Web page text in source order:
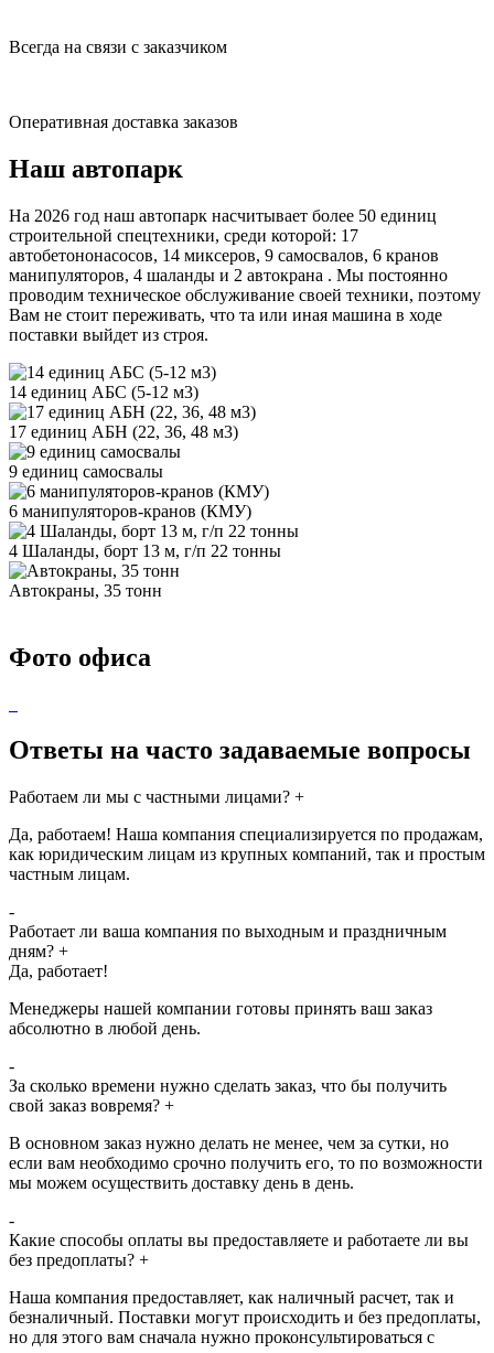
Всегда на связи с заказчиком
Оперативная доставка заказов
Наш автопарк
На 2026 год наш автопарк насчитывает более 50 единиц
строительной спецтехники, среди которой: 17
автобетононасосов, 14 миксеров, 9 самосвалов, 6 кранов
манипуляторов, 4 шаланды и 2 автокрана . Мы постоянно
проводим техническое обслуживание своей техники, поэтому
Вам не стоит переживать, что та или иная машина в ходе
поставки выйдет из строя.
14 единиц АБС (5-12 м3)
17 единиц АБН (22, 36, 48 м3)
9 единиц самосвалы
6 манипуляторов-кранов (КМУ)
4 Шаланды, борт 13 м, г/п 22 тонны
Автокраны, 35 тонн
Фото офиса
Ответы на часто задаваемые вопросы
Работаем ли мы с частными лицами? +
Да, работаем! Наша компания специализируется по продажам,
как юридическим лицам из крупных компаний, так и простым
частным лицам.
-
Работает ли ваша компания по выходным и праздничным
дням? +
Да, работает!
Менеджеры нашей компании готовы принять ваш заказ
абсолютно в любой день.
-
За сколько времени нужно сделать заказ, что бы получить
свой заказ вовремя? +
В основном заказ нужно делать не менее, чем за сутки, но
если вам необходимо срочно получить его, то по возможности
мы можем осуществить доставку день в день.
-
Какие способы оплаты вы предоставляете и работаете ли вы
без предоплаты? +
Наша компания предоставляет, как наличный расчет, так и
безналичный. Поставки могут происходить и без предоплаты,
но для этого вам сначала нужно проконсультироваться с